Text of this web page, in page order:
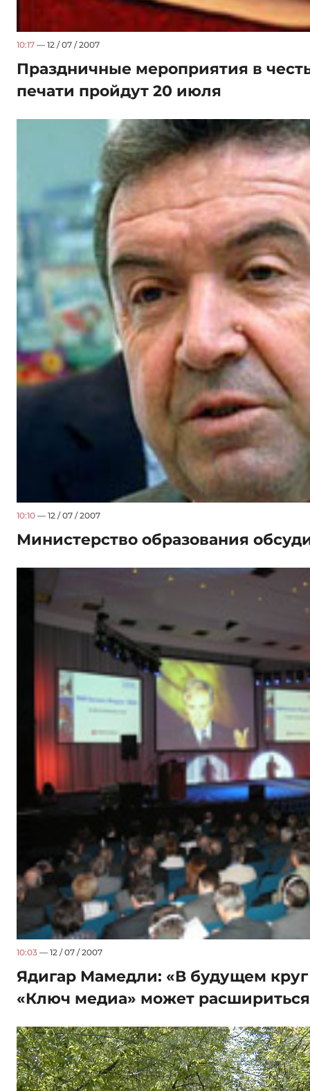
10:17 — 12 / 07 / 2007
Праздничные мероприятия в
печати пройдут 20 июля
10:10 — 12 / 07 / 2007
Министерство образования
10:03 — 12 / 07 / 2007
Ядигар Мамедли: «В будущем
«Ключ медиа» может